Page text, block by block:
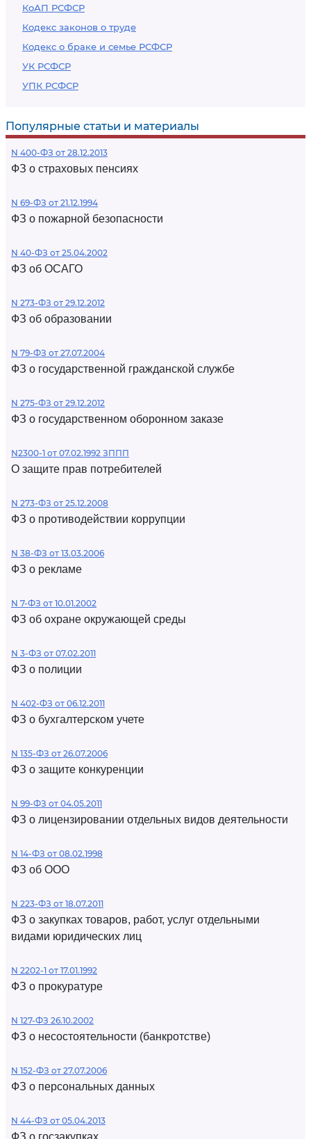
КоАП РСФСР
Кодекс законов о труде
Кодекс о браке и семье РСФСР
УК РСФСР
УПК РСФСР
Популярные статьи и материалы
N 400-ФЗ от 28.12.2013
ФЗ о страховых пенсиях
N 69-ФЗ от 21.12.1994
ФЗ о пожарной безопасности
N 40-ФЗ от 25.04.2002
ФЗ об ОСАГО
N 273-ФЗ от 29.12.2012
ФЗ об образовании
N 79-ФЗ от 27.07.2004
ФЗ о государственной гражданской службе
N 275-ФЗ от 29.12.2012
ФЗ о государственном оборонном заказе
N2300-1 от 07.02.1992 ЗППП
О защите прав потребителей
N 273-ФЗ от 25.12.2008
ФЗ о противодействии коррупции
N 38-ФЗ от 13.03.2006
ФЗ о рекламе
N 7-ФЗ от 10.01.2002
ФЗ об охране окружающей среды
N 3-ФЗ от 07.02.2011
ФЗ о полиции
N 402-ФЗ от 06.12.2011
ФЗ о бухгалтерском учете
N 135-ФЗ от 26.07.2006
ФЗ о защите конкуренции
N 99-ФЗ от 04.05.2011
ФЗ о лицензировании отдельных видов деятельности
N 14-ФЗ от 08.02.1998
ФЗ об ООО
N 223-ФЗ от 18.07.2011
ФЗ о закупках товаров, работ, услуг отдельными
видами юридических лиц
N 2202-1 от 17.01.1992
ФЗ о прокуратуре
N 127-ФЗ 26.10.2002
ФЗ о несостоятельности (банкротстве)
N 152-ФЗ от 27.07.2006
ФЗ о персональных данных
N 44-ФЗ от 05.04.2013
ФЗ о госзакупках